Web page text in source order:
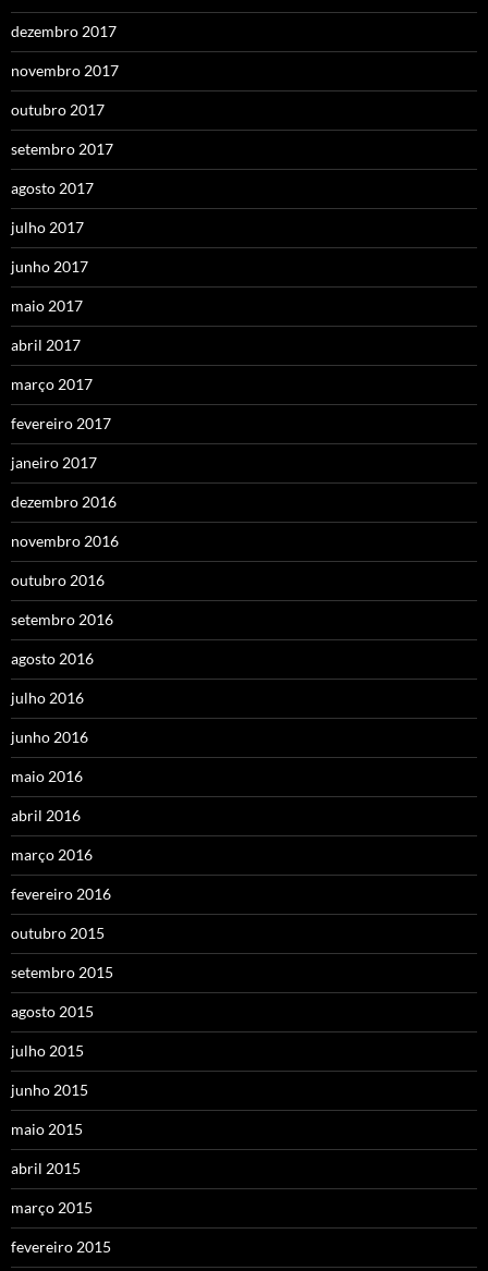
dezembro 2017
novembro 2017
outubro 2017
setembro 2017
agosto 2017
julho 2017
junho 2017
maio 2017
abril 2017
março 2017
fevereiro 2017
janeiro 2017
dezembro 2016
novembro 2016
outubro 2016
setembro 2016
agosto 2016
julho 2016
junho 2016
maio 2016
abril 2016
março 2016
fevereiro 2016
outubro 2015
setembro 2015
agosto 2015
julho 2015
junho 2015
maio 2015
abril 2015
março 2015
fevereiro 2015